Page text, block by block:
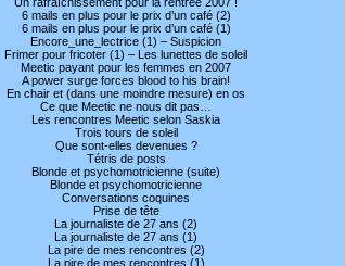
6 mails en plus pour le prix d’un café (2)
6 mails en plus pour le prix d’un café (1)
Encore_une_lectrice (1) – Suspicion
Frimer pour fricoter (1) – Les lunettes de soleil
Meetic payant pour les femmes en 2007
A power surge forces blood to his brain!
En chair et (dans une moindre mesure) en os
Ce que Meetic ne nous dit pas…
Les rencontres Meetic selon Saskia
Trois tours de soleil
Que sont-elles devenues ?
Tétris de posts
Blonde et psychomotricienne (suite)
Blonde et psychomotricienne
Conversations coquines
Prise de tête
La journaliste de 27 ans (2)
La journaliste de 27 ans (1)
La pire de mes rencontres (2)
La pire de mes rencontres (1)